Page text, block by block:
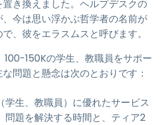
き換えました。ヘルプデスクの
今は思い浮かぶ哲学者の名前が
、彼をエラスムスと呼びます。
150Kの学生、教職員をサポー
問題と懸念は次のとおりです：
学生、教職員）に優れたサービス
問題を解決する時間と、ティア2